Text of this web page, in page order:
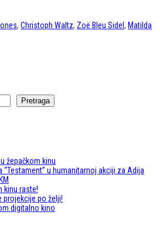
, Christoph Waltz, Zoë Bleu Sidel, Matilda
Pretraga
žepačkom kinu
“Testament” u humanitarnoj akciji za Adija
kinu raste!
projekcije po želji!
digitalno kino